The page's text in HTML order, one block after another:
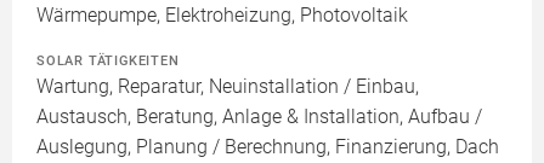
Wärmepumpe, Elektroheizung, Photovoltaik
SOLAR TÄTIGKEITEN
Wartung, Reparatur, Neuinstallation / Einbau,
Austausch, Beratung, Anlage & Installation, Aufbau /
Auslegung, Planung / Berechnung, Finanzierung, Dach